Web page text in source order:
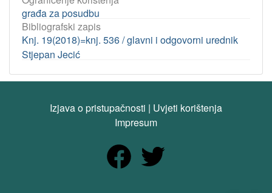
građa za posudbu
Bibliografski zapis
Knj. 19(2018)=knj. 536 / glavni i odgovorni urednik
Stjepan Jecić
Izjava o pristupačnosti | Uvjeti korištenja
Impresum